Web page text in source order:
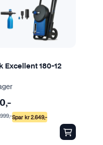
Excellent 180-12
,-
Spar kr2.649,-
,-